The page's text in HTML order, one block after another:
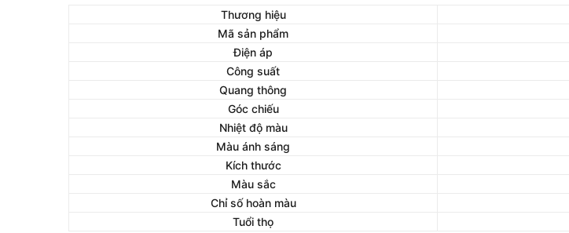
Thương hiệu
Mã sản phẩm
Điện áp
Công suất
Quang thông
Góc chiếu
Nhiệt độ màu
Màu ánh sáng
Kích thước
Màu sắc
Chỉ số hoàn màu
Tuổi thọ